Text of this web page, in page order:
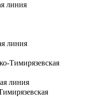
линия
линия
Тимирязевская
линия